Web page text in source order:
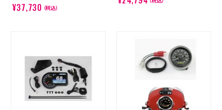
¥37,730（税込）